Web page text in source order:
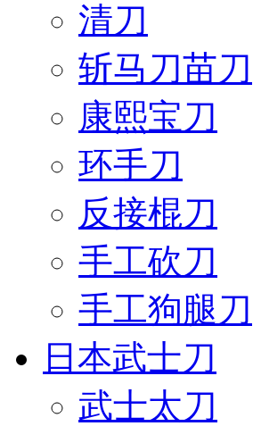
清刀
斩马刀苗刀
康熙宝刀
环手刀
反接棍刀
手工砍刀
手工狗腿刀
日本武士刀
武士太刀